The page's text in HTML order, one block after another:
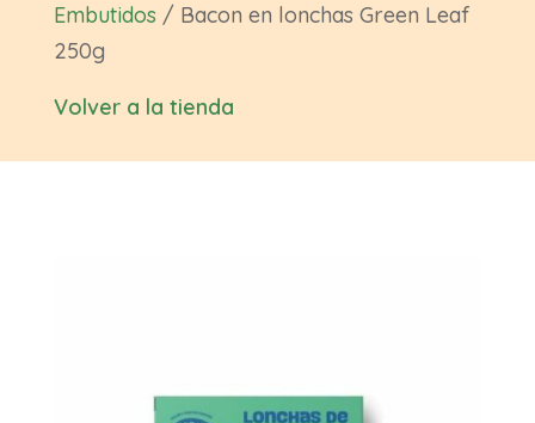
Embutidos / Bacon en lonchas Green Leaf
250g
Volver a la tienda